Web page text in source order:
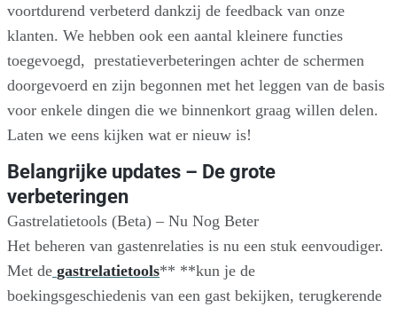
voortdurend verbeterd dankzij de feedback van onze
klanten. We hebben ook een aantal kleinere functies
toegevoegd, prestatieverbeteringen achter de schermen
doorgevoerd en zijn begonnen met het leggen van de basis
voor enkele dingen die we binnenkort graag willen delen.
Laten we eens kijken wat er nieuw is!
Belangrijke updates – De grote
verbeteringen
Gastrelatietools (Beta) – Nu Nog Beter
Het beheren van gastenrelaties is nu een stuk eenvoudiger.
Met de gastrelatietools** **kun je de
boekingsgeschiedenis van een gast bekijken, terugkerende